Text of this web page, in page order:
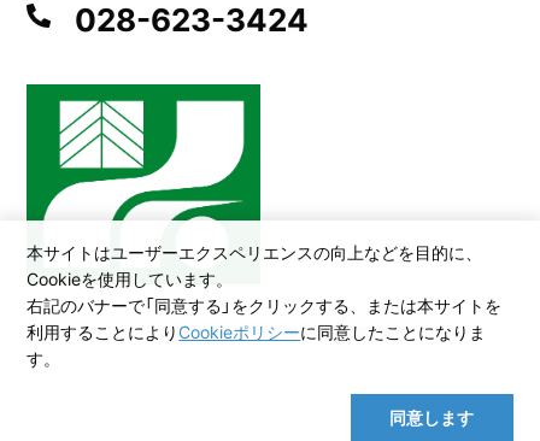
本サイトはユーザーエクスペリエンスの向上などを目的に、
Cookieを使用しています。
右記のバナーで「同意する」をクリックする、または本サイトを
利用することによりCookieポリシーに同意したことになりま
す。
同意します
028-623-3424
©2026 All Rights Reserved,Copyright(C)2005.Tochigi Prefecture